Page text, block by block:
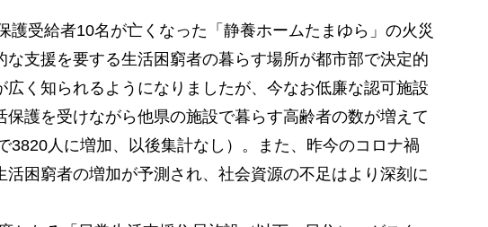
護受給者10名が亡くなった「静養ホームたまゆら」の火災
な支援を要する生活困窮者の暮らす場所が都市部で決定的
広く知られるようになりましたが、今なお低廉な認可施設
保護を受けながら他県の施設で暮らす高齢者の数が増えて
3820人に増加、以後集計なし）。また、昨今のコロナ禍
活困窮者の増加が予測され、社会資源の不足はより深刻に